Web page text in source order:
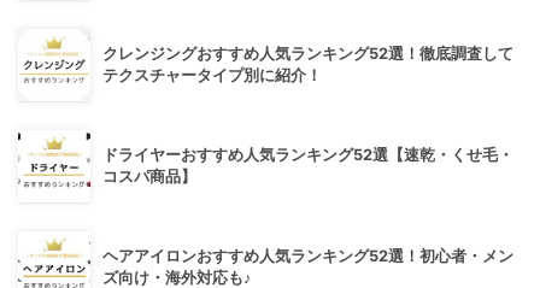
クレンジングおすすめ人気ランキング52選！徹底調査して
テクスチャータイプ別に紹介！
ドライヤーおすすめ人気ランキング52選【速乾・くせ毛・
コスパ商品】
ヘアアイロンおすすめ人気ランキング52選！初心者・メン
ズ向け・海外対応も♪